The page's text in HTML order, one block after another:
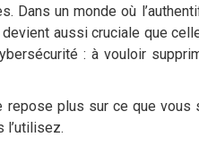
Dans un monde où
aussi cruciale que
: à vouloir
plus sur ce que
l’utilisez.